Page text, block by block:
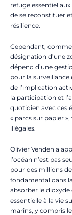
refuge essentiel
de se reconstituer
résilience.
Cependant,
désignation d’une
dépend d’une
pour la
de l’implication
la participation et
quotidien avec ces
« parcs sur papier
illégales.
Olivier Venden a
l’océan n’est pas
pour des millions
fondamental dans
absorber le dioxyde
essentielle à la vie
marins, y compris